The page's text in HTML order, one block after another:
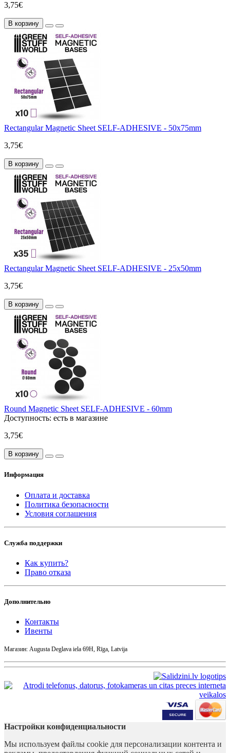
3,75€
В корзину
Rectangular Magnetic Sheet SELF-ADHESIVE - 50x75mm
3,75€
В корзину
Rectangular Magnetic Sheet SELF-ADHESIVE - 25x50mm
3,75€
В корзину
Round Magnetic Sheet SELF-ADHESIVE - 60mm
Доступность: есть в магазине
3,75€
В корзину
Информация
Оплата и доставка
Политика безопасности
Условия соглашения
Служба поддержки
Как купить?
Право отказа
Дополнительно
Контакты
Ивенты
Магазин: Augusta Deglava iela 69H, Rīga, Latvija
Настройки конфиденциальности
Мы используем файлы cookie для персонализации контента и